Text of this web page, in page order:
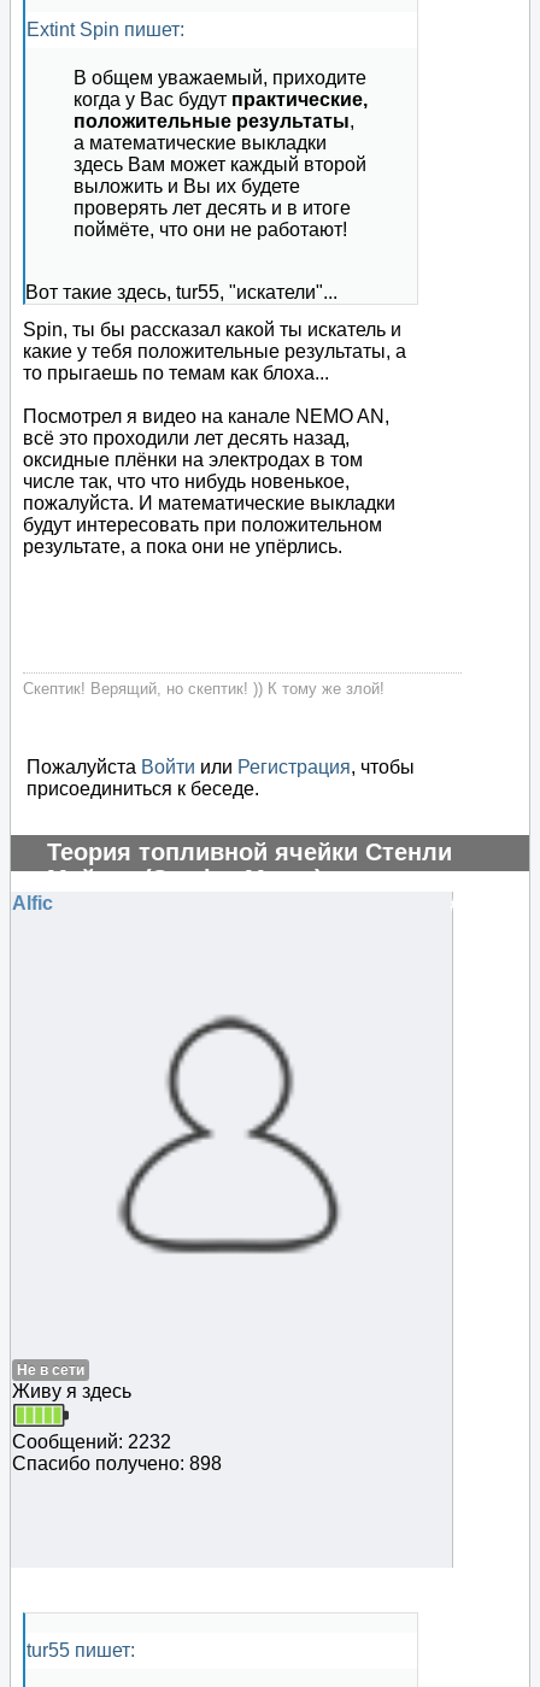
Extint Spin пишет:
В общем уважаемый, приходите
когда у Вас будут практические,
положительные результаты,
а математические выкладки
здесь Вам может каждый второй
выложить и Вы их будете
проверять лет десять и в итоге
поймёте, что они не работают!
Вот такие здесь, tur55, "искатели"...
Spin, ты бы рассказал какой ты искатель и
какие у тебя положительные результаты, а
то прыгаешь по темам как блоха...
Посмотрел я видео на канале NEMO AN,
всё это проходили лет десять назад,
оксидные плёнки на электродах в том
числе так, что что нибудь новенькое,
пожалуйста. И математические выкладки
будут интересовать при положительном
результате, а пока они не упёрлись.
Скептик! Верящий, но скептик! )) К тому же злой!
Пожалуйста Войти или Регистрация, чтобы
присоединиться к беседе.
Теория топливной ячейки Стенли
Мейера (Stanley Meyer)
#104854
Alfic
Не в сети
Живу я здесь
Сообщений: 2232
Спасибо получено: 898
tur55 пишет: